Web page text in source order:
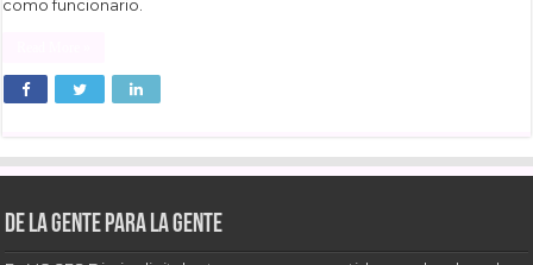
como funcionario.
De la gente para la gente